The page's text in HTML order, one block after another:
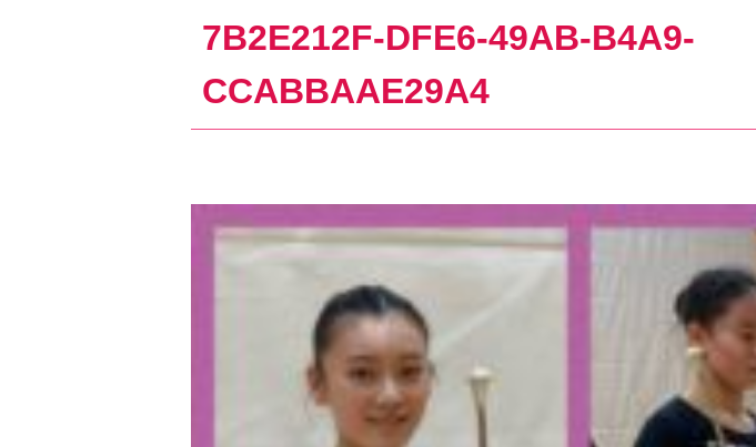
7B2E212F-DFE6-49AB-B4A9-
CCABBAAE29A4